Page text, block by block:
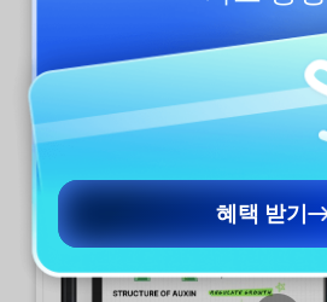
혜택 받기